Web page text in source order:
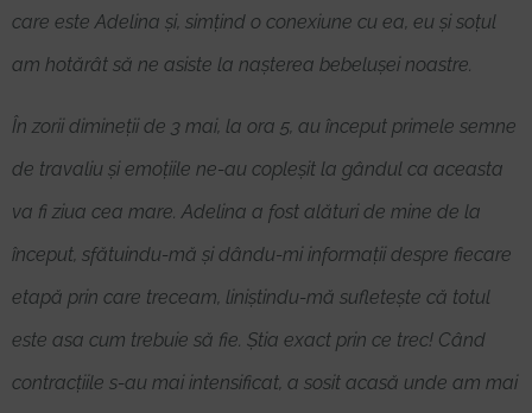
care este Adelina și, simțind o conexiune cu ea, eu și soțul
am hotărât să ne asiste la nașterea bebelușei noastre.
În zorii dimineții de 3 mai, la ora 5, au început primele semne
de travaliu și emoțiile ne-au copleșit la gândul ca aceasta
va fi ziua cea mare. Adelina a fost alături de mine de la
început, sfătuindu-mă și dându-mi informații despre fiecare
etapă prin care treceam, liniștindu-mă sufletește că totul
este asa cum trebuie să fie. Știa exact prin ce trec! Când
contracțiile s-au mai intensificat, a sosit acasă unde am mai